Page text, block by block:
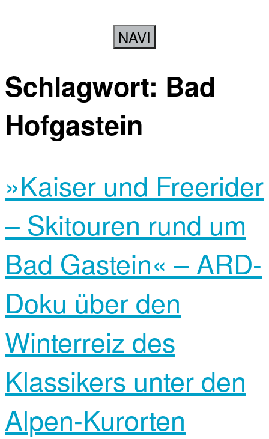
NAVI
Schlagwort: Bad
Hofgastein
»Kaiser und Freerider
– Skitouren rund um
Bad Gastein« – ARD-
Doku über den
Winterreiz des
Klassikers unter den
Alpen-Kurorten